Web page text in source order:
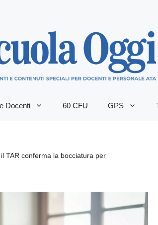
Docenti 60 CFU GPS
TAR conferma la bocciatura per